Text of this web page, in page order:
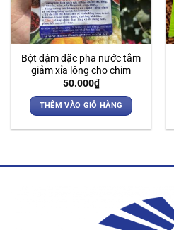
Bột đậm đặc pha nước tắm
giảm xỉa lông cho chim
50.000₫
THÊM VÀO GIỎ HÀNG